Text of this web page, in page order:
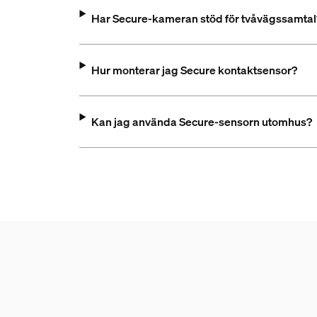
Har Secure-kameran stöd för
Hur monterar jag Secure kontaktsensor?
Kan jag använda Secure-sensorn utomhus?